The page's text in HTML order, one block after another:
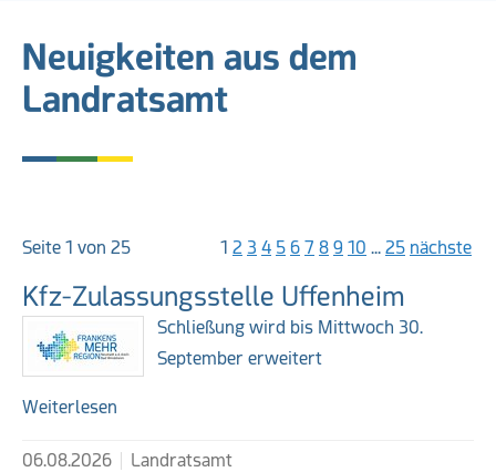
Neuigkeiten aus dem
Landratsamt
Weiterführende Links
Seite 1 von 25 1 2 3 4 5 6 7 8 9 10 ... 25 nächste
Kfz-Zulassungsstelle Uffenheim
Schließung wird bis Mittwoch 30.
September erweitert
Weiterlesen
06.08.2026 Landratsamt